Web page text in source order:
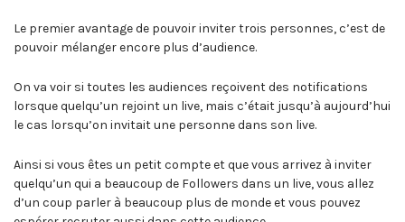
Le premier avantage de pouvoir inviter trois personnes, c’est de
pouvoir mélanger encore plus d’audience.
On va voir si toutes les audiences reçoivent des notifications
lorsque quelqu’un rejoint un live, mais c’était jusqu’à aujourd’hui
le cas lorsqu’on invitait une personne dans son live.
Ainsi si vous êtes un petit compte et que vous arrivez à inviter
quelqu’un qui a beaucoup de Followers dans un live, vous allez
d’un coup parler à beaucoup plus de monde et vous pouvez